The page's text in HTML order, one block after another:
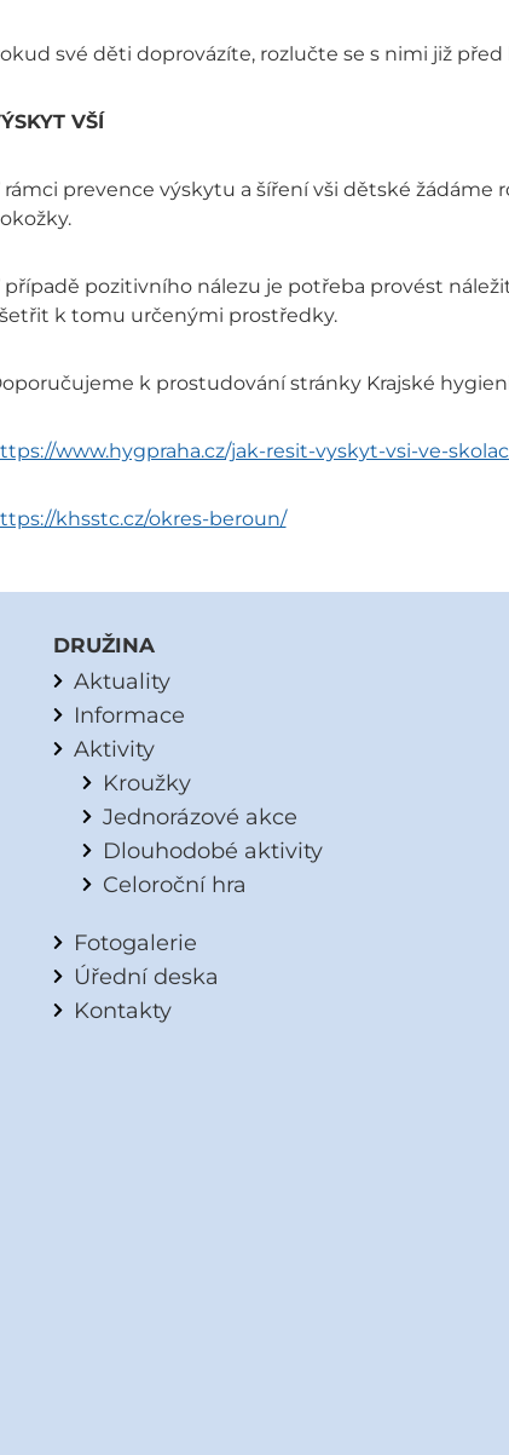
své děti doprovázíte, rozlučte se s nimi již
VŠÍ
rámci prevence výskytu a šíření vši dětské žádáme
případě pozitivního nálezu je potřeba provést
k tomu určenými prostředky.
k prostudování stránky Krajské
www.hygpraha.cz/jak-resit-vyskyt-vsi-ve-
khsstc.cz/okres-beroun/
DRUŽINA
Aktuality
Informace
Aktivity
Kroužky
Jednorázové akce
Dlouhodobé aktivity
Celoroční hra
Fotogalerie
Úřední deska
Kontakty